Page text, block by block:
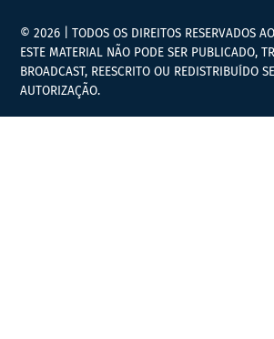
© 2026 | TODOS OS DIREITOS RESERVADOS
ESTE MATERIAL NÃO PODE SER PUBLICADO,
BROADCAST, REESCRITO OU REDISTRIBUÍDO
AUTORIZAÇÃO.